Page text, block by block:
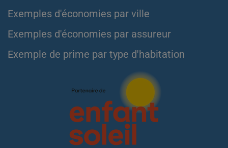
Exemples d'économies par ville
Exemples d'économies par assureur
Exemple de prime par type d'habitation